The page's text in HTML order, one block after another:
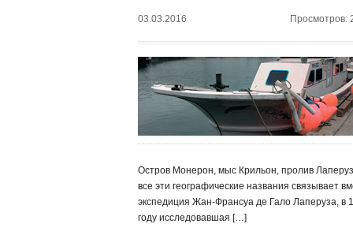
03.03.2016 Просмотров:
Остров Монерон, мыс Крильон, пролив
все эти географические названия связывает
экспедиция Жан-Франсуа де Гало Лаперуза, в
году исследовавшая […]